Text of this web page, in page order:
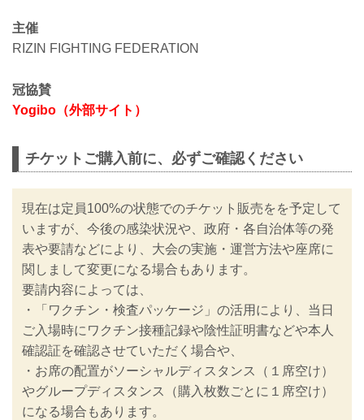
主催
RIZIN FIGHTING FEDERATION
冠協賛
Yogibo（外部サイト）
チケットご購入前に、必ずご確認ください
現在は定員100%の状態でのチケット販売をを予定して
いますが、今後の感染状況や、政府・各自治体等の発
表や要請などにより、大会の実施・運営方法や座席に
関しまして変更になる場合もあります。
要請内容によっては、
・「ワクチン・検査パッケージ」の活用により、当日
ご入場時にワクチン接種記録や陰性証明書などや本人
確認証を確認させていただく場合や、
・お席の配置がソーシャルディスタンス（１席空け）
やグループディスタンス（購入枚数ごとに１席空け）
になる場合もあります。